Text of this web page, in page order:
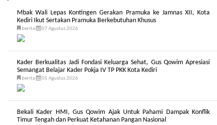
Mbak Wali Lepas Kontingen Gerakan Pramuka ke Jamnas XII, Kota
Kediri Ikut Sertakan Pramuka Berkebutuhan Khusus
berita 07 Agustus 2026
Kader Berkualitas Jadi Fondasi Keluarga Sehat, Gus Qowim Apresiasi
Semangat Belajar Kader Pokja IV TP PKK Kota Kediri
berita 05 Agustus 2026
Bekali Kader HMI, Gus Qowim Ajak Untuk Pahami Dampak Konflik
Timur Tengah dan Perkuat Ketahanan Pangan Nasional